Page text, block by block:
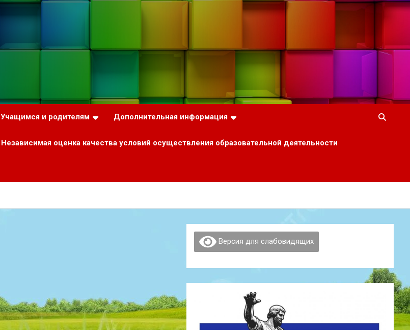
Учащимся и родителям Дополнительная информация
Независимая оценка качества условий осуществления образовательной деятельности
Версия для слабовидящих